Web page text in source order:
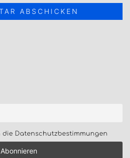
Datenschutzbestimmungen